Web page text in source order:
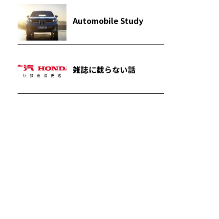
Automobile Study
雑誌に載らない話